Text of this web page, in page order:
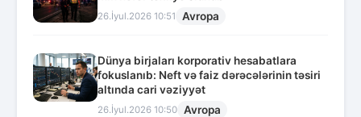
26.İyul.2026 10:51 Avropa
Dünya birjaları korporativ hesabatlara
fokuslanıb: Neft və faiz dərəcələrinin təsiri
altında cari vəziyyət
26.İyul.2026 10:50 Avropa